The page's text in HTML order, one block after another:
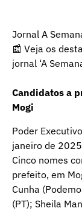
Jornal A
📰 Veja os
jornal ‘A
Candidatos a
Mogi
Poder
janeiro de 2025
Cinco nomes
prefeito, em
Cunha
(PT); Sheila